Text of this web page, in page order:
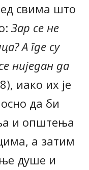
свима што
Зар се не
А где су
ниједан да
иако их је
да би
и општења
а затим
душе и